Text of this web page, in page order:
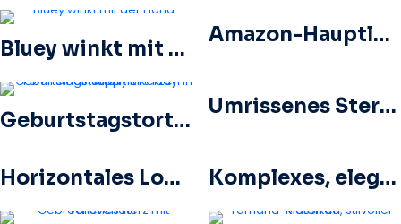
Bluey winkt mit der Hand
Amazon-Hauptlogo in Schwarz und Orange, kostenloses PNG
Geburtstagstorte mit Kerzen in Form einer Happy Birthday-Inschrift
Umrissenes Sternsymbol in Grau Monochrom Kostenloses PNG
Horizontales Logo von Flower Knows Cosmetics, kostenloses PNG Komplexes, elegantes Signaturset mit zwei stilvollen Autogrammen, kostenloses PNG